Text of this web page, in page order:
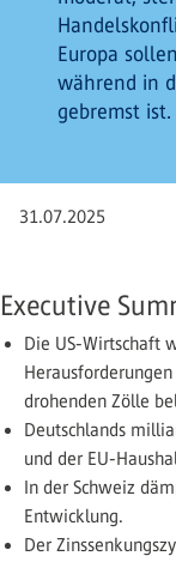
Europa
während in
gebremst ist.
31.07.2025
Executive
Die US-Wirtschaft
drohenden Zölle
Deutschlands
und der EU-
In der Schweiz
Entwicklung.
Der